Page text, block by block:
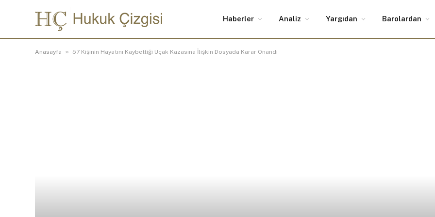
Haberler Analiz Yargıdan Barolardan
Anasayfa » 57 Kişinin Hayatını Kaybettiği Uçak Kazasına İlişkin Dosyada Karar Onandı